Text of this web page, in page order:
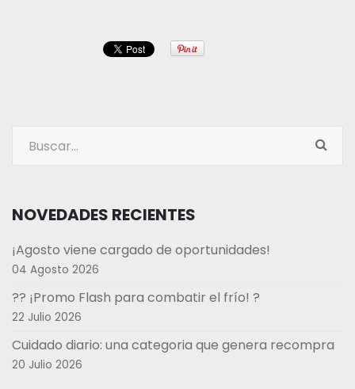
NOVEDADES RECIENTES
¡Agosto viene cargado de oportunidades!
04 Agosto 2026
?? ¡Promo Flash para combatir el frío! ?
22 Julio 2026
Cuidado diario: una categoria que genera recompra
20 Julio 2026